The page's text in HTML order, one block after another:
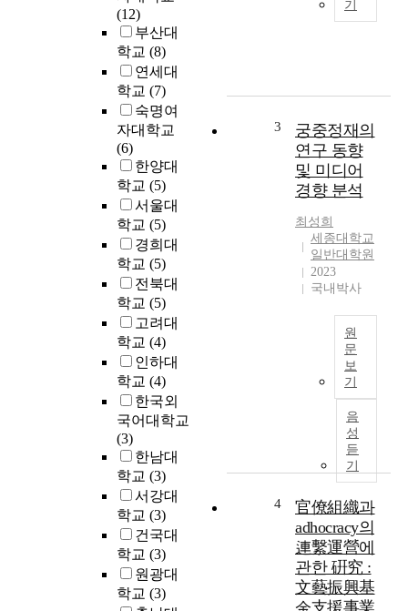
(12)
부산대
학교 (8)
연세대
학교 (7)
숙명여
자대학교
(6)
한양대
학교 (5)
서울대
학교 (5)
경희대
학교 (5)
전북대
학교 (5)
고려대
학교 (4)
인하대
학교 (4)
한국외
국어대학교
(3)
한남대
학교 (3)
서강대
학교 (3)
건국대
학교 (3)
원광대
학교 (3)
기
3
궁중정재의
연구 동향
및 미디어
경향 분석
최성희
세종대학교
일반대학원
2023
국내박사
원
문
보
기
음
성
듣
기
4
官僚組織과
adhocracy의
連繫運營에
관한 硏究 :
文藝振興基